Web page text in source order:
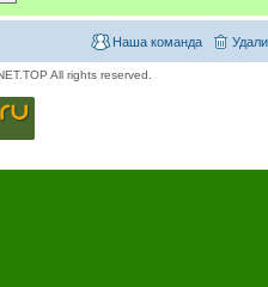
Наша команда
All rights reserved.